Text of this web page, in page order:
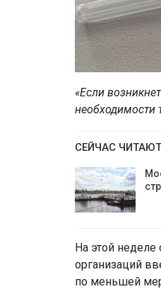
«Если
необходимости
СЕЙЧАС ЧИТАЮТ
На этой
организаций
по меньшей